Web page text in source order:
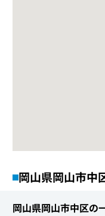
岡山県岡山市中
岡山県岡山市中区の